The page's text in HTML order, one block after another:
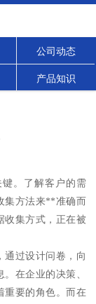
公司动态
产品知识
。了解客户的需
集方法来**准确而
收集方式，正在被
通过设计问卷，向
在企业的决策、
重要的角色。而在